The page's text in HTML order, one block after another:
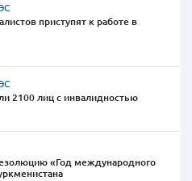
приступят к работе в
2100 лиц с инвалидностью
«Год международного